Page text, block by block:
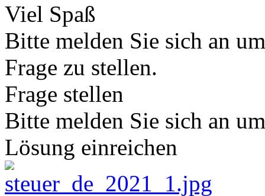
Viel Spaß
Bitte melden Sie sich an
Frage zu stellen.
Frage stellen
Bitte melden Sie sich an
Lösung einreichen